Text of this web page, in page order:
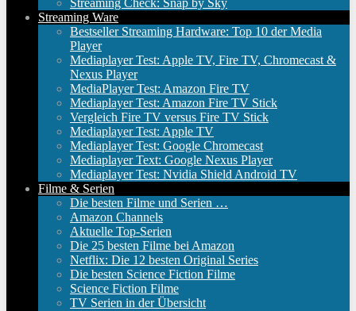
Streaming Check: Snap by Sky
Streaming Ware
Bestseller Streaming Hardware: Top 10 der Media
Player
Mediaplayer Test: Apple TV, Fire TV, Chromecast &
Nexus Player
MediaPlayer Test: Amazon Fire TV
Mediaplayer Test: Amazon Fire TV Stick
Vergleich Fire TV versus Fire TV Stick
Mediaplayer Test: Apple TV
Mediaplayer Test: Google Chromecast
Mediaplayer Text: Google Nexus Player
Mediaplayer Test: Nvidia Shield Android TV
Filme & Serien
Die besten Filme und Serien …
Amazon Channels
Aktuelle Top-Serien
Die 25 besten Filme bei Amazon
Netflix: Die 12 besten Original Series
Die besten Science Fiction Filme
Science Fiction Filme
TV Serien in der Übersicht